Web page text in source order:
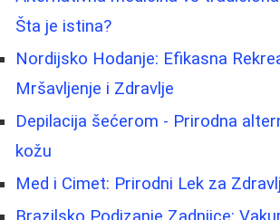
Šta je istina?
Nordijsko Hodanje: Efikasna
Mršavljenje i Zdravlje
Depilacija šećerom - Prirodna
kožu
Med i Cimet: Prirodni Lek za